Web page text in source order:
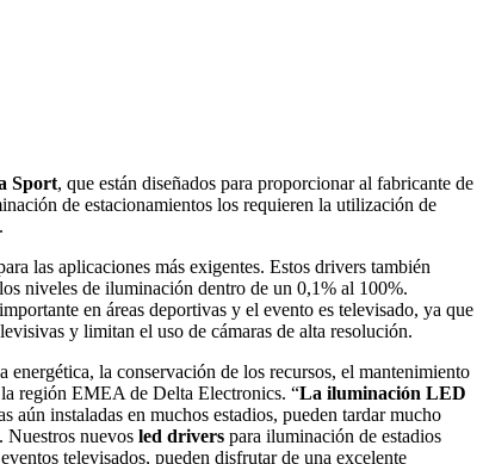
Sport, que están diseñados para proporcionar al fabricante de
de estacionamientos los requieren la utilización de
las aplicaciones más exigentes. Estos drivers también
niveles de iluminación dentro de un 0,1% al 100%.
en áreas deportivas y el evento es televisado, ya que
y limitan el uso de cámaras de alta resolución.
la conservación de los recursos, el mantenimiento
región EMEA de Delta Electronics. “La iluminación LED
aún instaladas en muchos estadios, pueden tardar mucho
Nuestros nuevos led drivers para iluminación de estadios
televisados, pueden disfrutar de una excelente